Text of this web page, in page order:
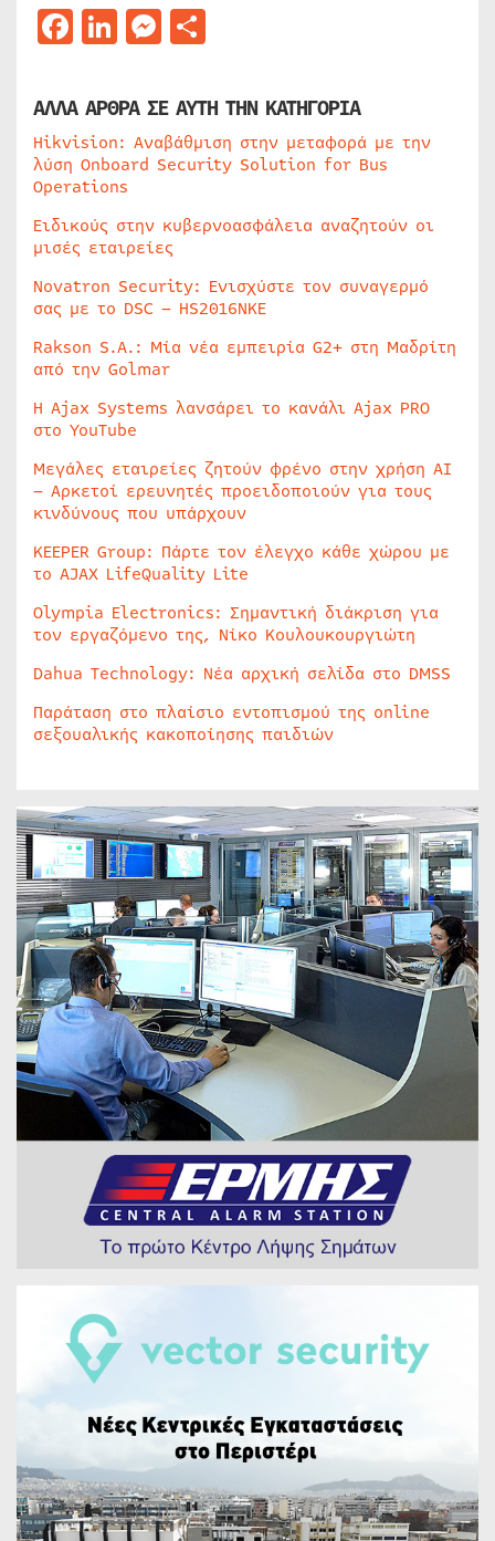
Facebook
LinkedIn
Messenger
ΑΛΛΑ ΑΡΘΡΑ ΣΕ ΑΥΤΗ ΤΗΝ ΚΑΤΗΓΟΡΙΑ
Hikvision: Αναβάθμιση στην μεταφορά με την
λύση Onboard Security Solution for Bus
Operations
Ειδικούς στην κυβερνοασφάλεια αναζητούν οι
μισές εταιρείες
Novatron Security: Ενισχύστε τον συναγερμό
σας με το DSC – HS2016NKE
Rakson S.A.: Μία νέα εμπειρία G2+ στη Μαδρίτη
από την Golmar
Η Ajax Systems λανσάρει το κανάλι Ajax PRO
στο YouTube
Μεγάλες εταιρείες ζητούν φρένο στην χρήση AI
– Αρκετοί ερευνητές προειδοποιούν για τους
κινδύνους που υπάρχουν
KEEPER Group: Πάρτε τον έλεγχο κάθε χώρου με
το AJAX LifeQuality Lite
Olympia Electronics: Σημαντική διάκριση για
τον εργαζόμενο της, Νίκο Κουλουκουργιώτη
Dahua Technology: Νέα αρχική σελίδα στο DMSS
Παράταση στο πλαίσιο εντοπισμού της online
σεξουαλικής κακοποίησης παιδιών